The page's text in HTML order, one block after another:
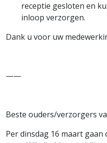
receptie gesloten en
inloop verzorgen.
Dank u voor uw
——
Beste ouders/verzorgers
Per dinsdag 16 maart gaan